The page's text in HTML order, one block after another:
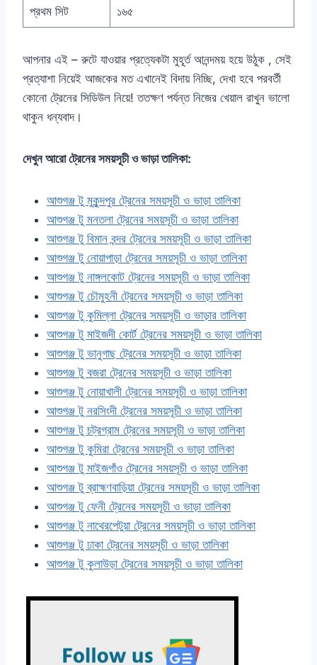
প্রথম সিট ১৬৫
আপনার এই – রুটে যাওয়ার প্রত্যেকটা মুহূর্ত আনন্দময় হয়ে উঠুক , সেই
প্রত্যাশা নিয়েই আজকের মত এখানেই বিদায় নিচ্ছি, দেখা হবে পরবর্তী
কোনো ট্রেনের সিডিউল নিয়ে! ততক্ষণ পর্যন্ত নিজের খেয়াল রাখুন ভালো
থাকুন ধন্যবাদ।
দেখুন আরো ট্রেনের সময়সূচী ও ভাড়া তালিকা:
আশুগঞ্জ টু মুকুন্দপুর ট্রেনের সময়সূচী ও ভাড়া তালিকা
আশুগঞ্জ টু মনতলা ট্রেনের সময়সূচী ও ভাড়া তালিকা
আশুগঞ্জ টু বিমান বন্দর ট্রেনের সময়সূচী ও ভাড়া তালিকা
আশুগঞ্জ টু নোয়াপাড়া ট্রেনের সময়সূচী ও ভাড়া তালিকা
আশুগঞ্জ টু নাঙ্গলকোট ট্রেনের সময়সূচী ও ভাড়া তালিকা
আশুগঞ্জ টু চৌমুহনী ট্রেনের সময়সূচী ও ভাড়া তালিকা
আশুগঞ্জ টু কুমিল্লা ট্রেনের সময়সূচী ও ভাড়ার তালিকা
আশুগঞ্জ টু মাইজদী কোর্ট ট্রেনের সময়সূচী ও ভাড়া তালিকা
আশুগঞ্জ টু ভানুগাছ ট্রেনের সময়সূচী ও ভাড়া তালিকা
আশুগঞ্জ টু বজরা ট্রেনের সময়সূচী ও ভাড়া তালিকা
আশুগঞ্জ টু নোয়াখালী ট্রেনের সময়সূচী ও ভাড়া তালিকা
আশুগঞ্জ টু নরসিংদী ট্রেনের সময়সূচী ও ভাড়া তালিকা
আশুগঞ্জ টু চট্রগ্রাম ট্রেনের সময়সূচী ও ভাড়া তালিকা
আশুগঞ্জ টু কুমিরা ট্রেনের সময়সূচী ও ভাড়া তালিকা
আশুগঞ্জ টু মাইজগাঁও ট্রেনের সময়সূচী ও ভাড়া তালিকা
আশুগঞ্জ টু ব্রাহ্মণবাড়িয়া ট্রেনের সময়সূচী ও ভাড়া তালিকা
আশুগঞ্জ টু ফেনী ট্রেনের সময়সূচী ও ভাড়া তালিকা
আশুগঞ্জ টু নাথেরপেটুয়া ট্রেনের সময়সূচী ও ভাড়া তালিকা
আশুগঞ্জ টু ঢাকা ট্রেনের সময়সূচী ও ভাড়া তালিকা
আশুগঞ্জ টু কুলাউড়া ট্রেনের সময়সূচী ও ভাড়া তালিকা